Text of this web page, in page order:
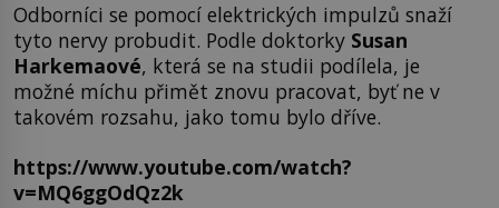
Odborníci se pomocí elektrických impulzů snaží
tyto nervy probudit. Podle doktorky Susan
Harkemaové, která se na studii podílela, je
možné míchu přimět znovu pracovat, byť ne v
takovém rozsahu, jako tomu bylo dříve.
https://www.youtube.com/watch?
v=MQ6ggOdQz2k